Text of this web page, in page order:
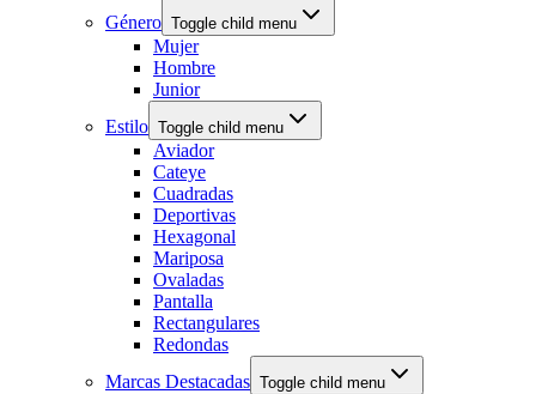
Género Toggle child menu
Mujer
Hombre
Junior
Estilo Toggle child menu
Aviador
Cateye
Cuadradas
Deportivas
Hexagonal
Mariposa
Ovaladas
Pantalla
Rectangulares
Redondas
Marcas Destacadas Toggle child menu